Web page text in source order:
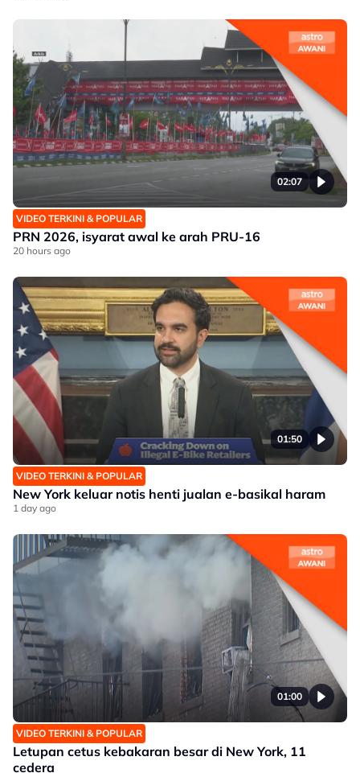
02:07
VIDEO TERKINI & POPULAR
PRN 2026, isyarat awal ke arah PRU-16
20 hours ago
01:50
VIDEO TERKINI & POPULAR
New York keluar notis henti jualan e-basikal haram
1 day ago
01:00
VIDEO TERKINI & POPULAR
Letupan cetus kebakaran besar di New York, 11
cedera